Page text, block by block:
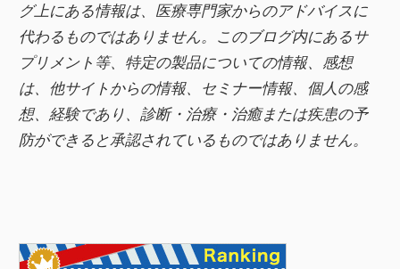
グ上にある情報は、医療専門家からのアドバイスに
代わるものではありません。このブログ内にあるサ
プリメント等、特定の製品についての情報、感想
は、他サイトからの情報、セミナー情報、 個人の感
想、経験であり、診断・治療・治癒または疾患の予
防ができると承認されているものではありません。